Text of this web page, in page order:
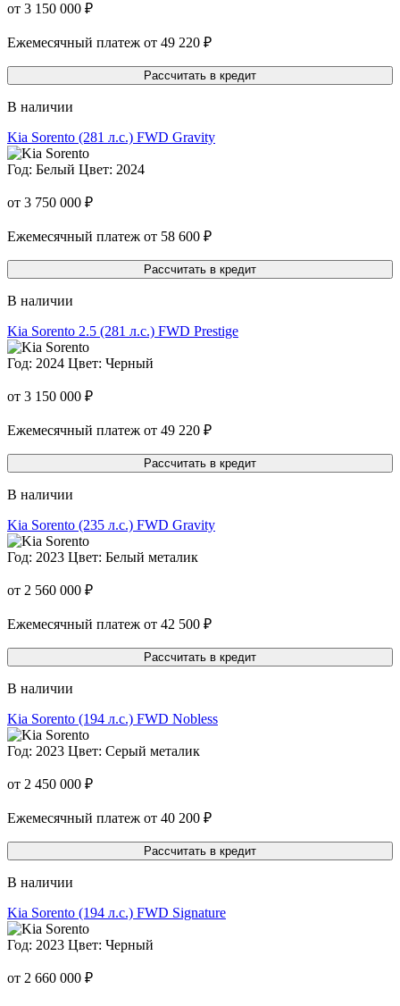
от 3 150 000 ₽
Ежемесячный платеж от 49 220 ₽
Рассчитать в кредит
В наличии
Kia Sorento (281 л.с.) FWD Gravity
Год: Белый Цвет: 2024
от 3 750 000 ₽
Ежемесячный платеж от 58 600 ₽
Рассчитать в кредит
В наличии
Kia Sorento 2.5 (281 л.с.) FWD Prestige
Год: 2024 Цвет: Черный
от 3 150 000 ₽
Ежемесячный платеж от 49 220 ₽
Рассчитать в кредит
В наличии
Kia Sorento (235 л.с.) FWD Gravity
Год: 2023 Цвет: Белый металик
от 2 560 000 ₽
Ежемесячный платеж от 42 500 ₽
Рассчитать в кредит
В наличии
Kia Sorento (194 л.с.) FWD Nobless
Год: 2023 Цвет: Серый металик
от 2 450 000 ₽
Ежемесячный платеж от 40 200 ₽
Рассчитать в кредит
В наличии
Kia Sorento (194 л.с.) FWD Signature
Год: 2023 Цвет: Черный
от 2 660 000 ₽